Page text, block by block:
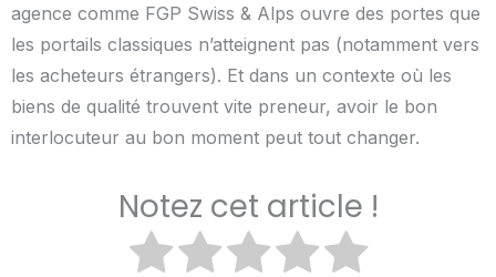
agence comme FGP Swiss & Alps ouvre des portes que
les portails classiques n’atteignent pas (notamment vers
les acheteurs étrangers). Et dans un contexte où les
biens de qualité trouvent vite preneur, avoir le bon
interlocuteur au bon moment peut tout changer.
Notez cet article !